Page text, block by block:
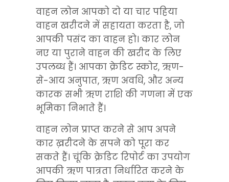
वाहन लोन आपको दो या चार पहिया
वाहन खरीदने में सहायता करता है, जो
आपकी पसंद का वाहन हो। कार लोन
नए या पुराने वाहन की खरीद के लिए
उपलब्ध हैं। आपका क्रेडिट स्कोर, ऋण-
से-आय अनुपात, ऋण अवधि, और अन्य
कारक सभी ऋण राशि की गणना में एक
भूमिका निभाते हैं।
वाहन लोन प्राप्त करने से आप अपने
कार ख़रीदने के सपने को पूरा कर
सकते हैं। चूंकि क्रेडिट रिपोर्ट का उपयोग
आपकी ऋण पात्रता निर्धारित करने के